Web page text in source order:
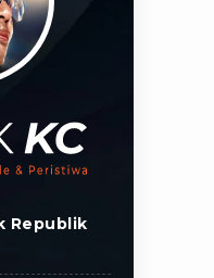
Republik